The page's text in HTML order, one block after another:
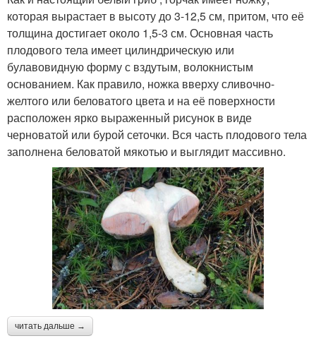
которая вырастает в высоту до 3-12,5 см, притом, что её
толщина достигает около 1,5-3 см. Основная часть
плодового тела имеет цилиндрическую или
булавовидную форму с вздутым, волокнистым
основанием. Как правило, ножка вверху сливочно-
желтого или беловатого цвета и на её поверхности
расположен ярко выраженный рисунок в виде
черноватой или бурой сеточки. Вся часть плодового тела
заполнена беловатой мякотью и выглядит массивно.
читать дальше →